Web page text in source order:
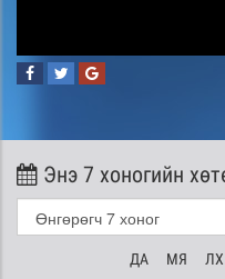
Энэ 7 хоногийн
ДА МЯ ЛХ